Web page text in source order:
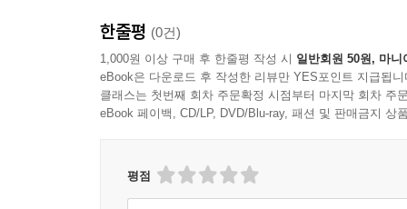
한줄평 (0건)
1,000원 이상 구매 후 한줄평 작성 시 일반회원 50원, 마니
eBook은 다운로드 후 작성한 리뷰만 YES포인트 지급됩니
클래스는 첫번째 회차 주문확정 시점부터 마지막 회차 주
eBook 페이백, CD/LP, DVD/Blu-ray, 패션 및 판매금지 상
평점